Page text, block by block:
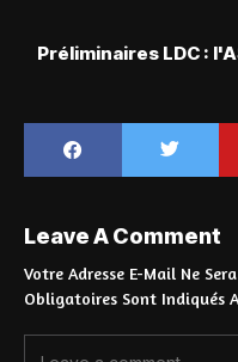
Préliminaires LDC :
Leave A Comment
Votre Adresse E-Mail Ne
Obligatoires Sont Indiqués